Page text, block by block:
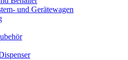
und Gerätewagen